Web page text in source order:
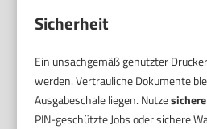
Sicherheit
Ein unsachgemäß genutzter
werden. Vertrauliche Dokumente
Ausgabeschale liegen. Nutze
PIN-geschützte Jobs oder sichere